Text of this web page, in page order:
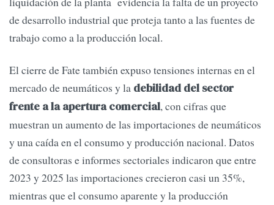
de desarrollo industrial que proteja tanto a las fuentes de
trabajo como a la producción local.
El cierre de Fate también expuso tensiones internas en el
mercado de neumáticos y la debilidad del sector
frente a la apertura comercial, con cifras que
muestran un aumento de las importaciones de neumáticos
y una caída en el consumo y producción nacional. Datos
de consultoras e informes sectoriales indicaron que entre
2023 y 2025 las importaciones crecieron casi un 35%,
mientras que el consumo aparente y la producción